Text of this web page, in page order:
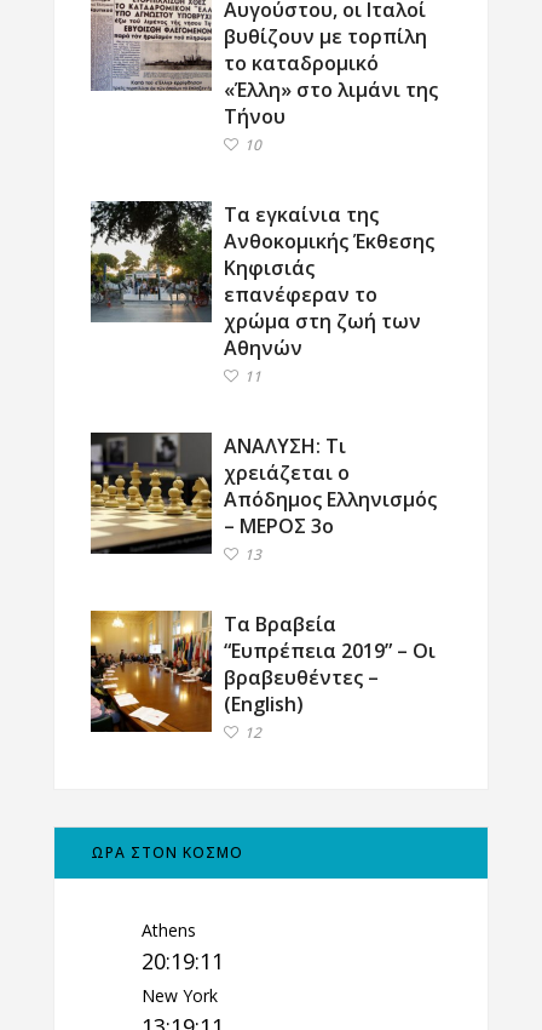
Αυγούστου, οι Ιταλοί
βυθίζουν με τορπίλη
το καταδρομικό
«Έλλη» στο λιμάνι της
Τήνου
10
Τα εγκαίνια της
Ανθοκομικής Έκθεσης
Κηφισιάς
επανέφεραν το
χρώμα στη ζωή των
Αθηνών
11
ΑΝΑΛΥΣΗ: Τι
χρειάζεται ο
Απόδημος Ελληνισμός
– ΜΕΡΟΣ 3ο
13
Τα Βραβεία
“Ευπρέπεια 2019” – Οι
βραβευθέντες –
(English)
12
ΩΡΑ ΣΤΟΝ ΚΟΣΜΟ
Athens
20:19:12
New York